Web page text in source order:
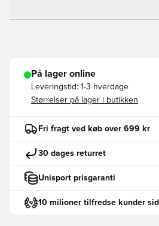
På lager online
Leveringstid: 1-3 hverdage
Størrelser på lager i butikken
Fri fragt ved køb over 699 kr
30 dages returret
Unisport prisgaranti
10 milioner tilfredse kunder